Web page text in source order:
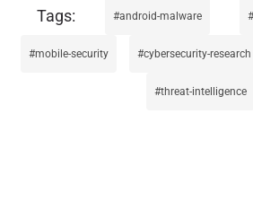
android-malware
mobile-security cybersecurity-research
threat-intelligence